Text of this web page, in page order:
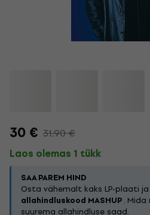
30 € 31,90 €
Laos olemas 1 tükk
SAA PAREM HIND
Osta vähemalt kaks LP-plaati
allahindluskood MASHUP.
suurema allahindluse saad.